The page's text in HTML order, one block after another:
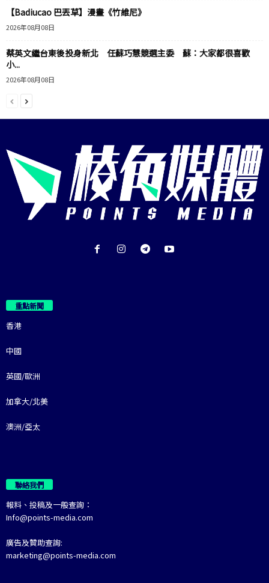
【Badiucao 巴丟草】漫畫《竹維尼》
2026年08月08日
蔡英文繼台東後投身新北 任蘇巧慧競選主委 蘇：大家都很喜歡
小...
2026年08月08日
重點新聞
香港
中國
英國/歐洲
加拿大/北美
澳洲/亞太
聯絡我們
報料、投稿及一般查詢：
Info@points-media.com
廣告及贊助查詢:
marketing@points-media.com